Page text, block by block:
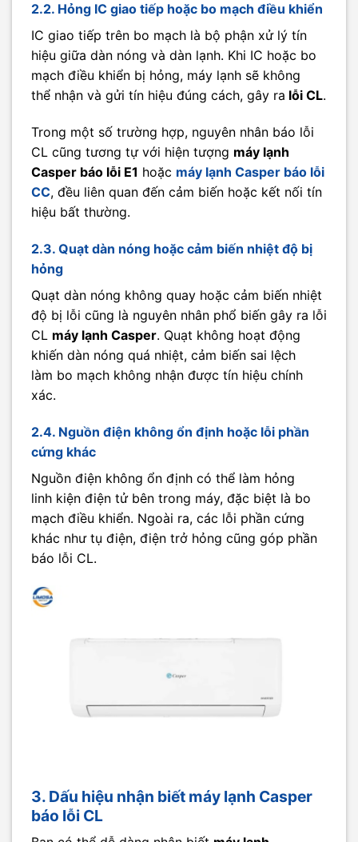
2.2. Hỏng IC giao tiếp hoặc bo mạch điều khiển
IC giao tiếp trên bo mạch là bộ phận xử lý tín
hiệu giữa dàn nóng và dàn lạnh. Khi IC hoặc bo
mạch điều khiển bị hỏng, máy lạnh sẽ không
thể nhận và gửi tín hiệu đúng cách, gây ra lỗi CL.
Trong một số trường hợp, nguyên nhân báo lỗi
CL cũng tương tự với hiện tượng máy lạnh
Casper báo lỗi E1 hoặc máy lạnh Casper báo lỗi
CC, đều liên quan đến cảm biến hoặc kết nối tín
hiệu bất thường.
2.3. Quạt dàn nóng hoặc cảm biến nhiệt độ bị
hỏng
Quạt dàn nóng không quay hoặc cảm biến nhiệt
độ bị lỗi cũng là nguyên nhân phổ biến gây ra lỗi
CL máy lạnh Casper. Quạt không hoạt động
khiến dàn nóng quá nhiệt, cảm biến sai lệch
làm bo mạch không nhận được tín hiệu chính
xác.
2.4. Nguồn điện không ổn định hoặc lỗi phần
cứng khác
Nguồn điện không ổn định có thể làm hỏng
linh kiện điện tử bên trong máy, đặc biệt là bo
mạch điều khiển. Ngoài ra, các lỗi phần cứng
khác như tụ điện, điện trở hỏng cũng góp phần
báo lỗi CL.
3. Dấu hiệu nhận biết máy lạnh Casper
báo lỗi CL